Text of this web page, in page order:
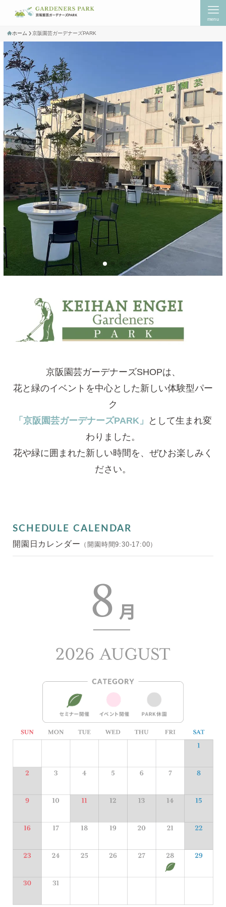
menu
ホーム 京阪園芸ガーデナーズPARK
京阪園芸ガーデナーズSHOPは、
花と緑のイベントを中心とした新しい体験型パー
ク
「京阪園芸ガーデナーズPARK」
として生まれ変
わりました。
花や緑に囲まれた新しい時間を、ぜひお楽しみく
ださい。
SCHEDULE CALENDAR
開園日カレンダー （開園時間9:30-17:00）